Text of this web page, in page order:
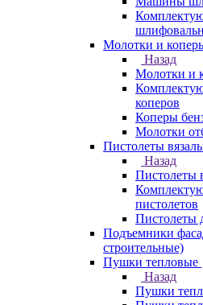
Молотки и
Назад
Молотки и
коперов
Коперы
Молотки
Пистолеты
Назад
Пистолеты
пистолетов
Пистолеты
Подъемники
строительные)
Пушки тепловые
Назад
Пушки